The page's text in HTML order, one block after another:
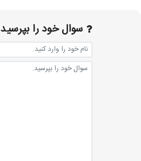
سوال خود را بپرسید